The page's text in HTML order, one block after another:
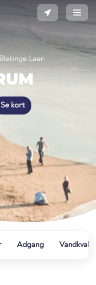
Blekinge Laen
Se kort
Adgang